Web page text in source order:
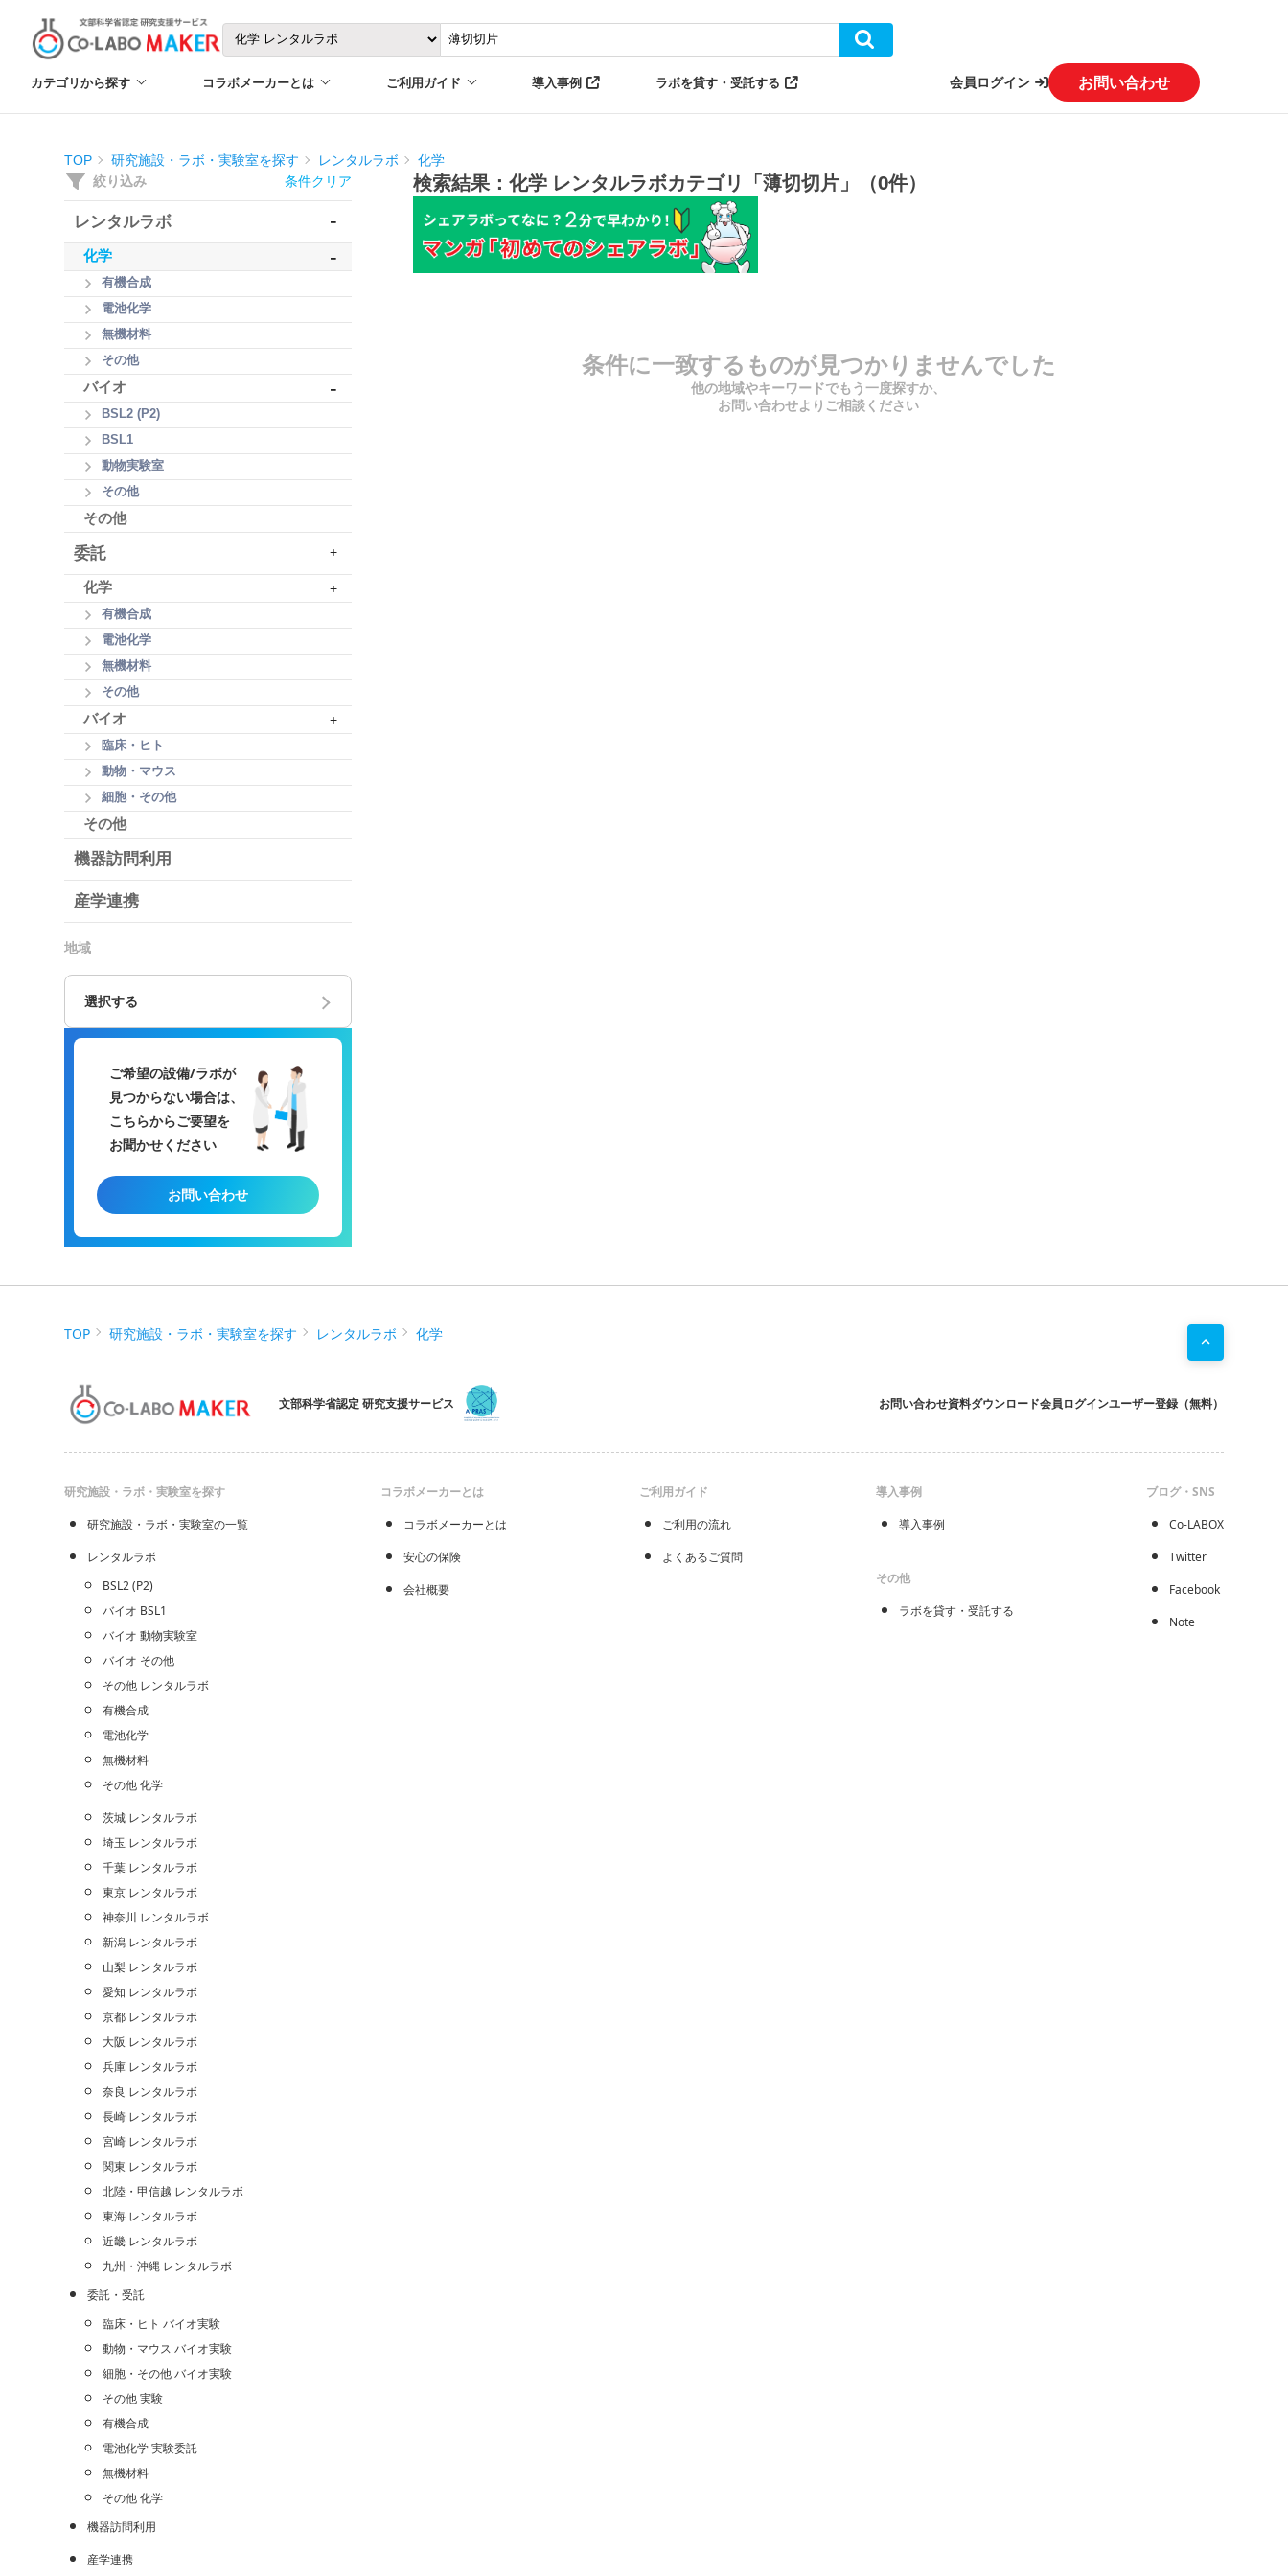
カテゴリから探す コラボメーカーとは ご利用ガイド 導入事例 ラボを貸す・受託する 会員ログイン お問い合わせ
TOP 研究施設・ラボ・実験室を探す レンタルラボ 化学
絞り込み 条件クリア
レンタルラボ -
化学 -
有機合成
電池化学
無機材料
その他
バイオ -
BSL2 (P2)
BSL1
動物実験室
その他
その他
委託 +
化学 +
有機合成
電池化学
無機材料
その他
バイオ +
臨床・ヒト
動物・マウス
細胞・その他
その他
機器訪問利用
産学連携
地域
選択する
ご希望の設備/ラボが
見つからない場合は、
こちらからご要望を
お聞かせください
お問い合わせ
検索結果：化学 レンタルラボカテゴリ「薄切切片」（0件）
条件に一致するものが見つかりませんでした
他の地域やキーワードでもう一度探すか、
お問い合わせよりご相談ください
TOP 研究施設・ラボ・実験室を探す レンタルラボ 化学
文部科学省認定 研究支援サービス お問い合わせ資料ダウンロード会員ログインユーザー登録（無料）
研究施設・ラボ・実験室を探す
研究施設・ラボ・実験室の一覧
レンタルラボ
BSL2 (P2)
バイオ BSL1
バイオ 動物実験室
バイオ その他
その他 レンタルラボ
有機合成
電池化学
無機材料
その他 化学
茨城 レンタルラボ
埼玉 レンタルラボ
千葉 レンタルラボ
東京 レンタルラボ
神奈川 レンタルラボ
新潟 レンタルラボ
山梨 レンタルラボ
愛知 レンタルラボ
京都 レンタルラボ
大阪 レンタルラボ
兵庫 レンタルラボ
奈良 レンタルラボ
長崎 レンタルラボ
宮崎 レンタルラボ
関東 レンタルラボ
北陸・甲信越 レンタルラボ
東海 レンタルラボ
近畿 レンタルラボ
九州・沖縄 レンタルラボ
委託・受託
臨床・ヒト バイオ実験
動物・マウス バイオ実験
細胞・その他 バイオ実験
その他 実験
有機合成
電池化学 実験委託
無機材料
その他 化学
機器訪問利用
産学連携
コラボメーカーとは
コラボメーカーとは
安心の保険
会社概要
ご利用ガイド
ご利用の流れ
よくあるご質問
導入事例
導入事例
その他
ラボを貸す・受託する
ブログ・SNS
Co-LABOX
Twitter
Facebook
Note